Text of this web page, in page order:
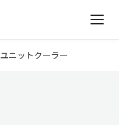
ユニットクーラー